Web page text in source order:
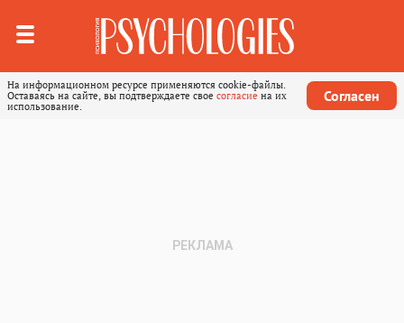
На информационном ресурсе применяются cookie-файлы.
Оставаясь на сайте, вы подтверждаете свое согласие на их
использование.
Согласен